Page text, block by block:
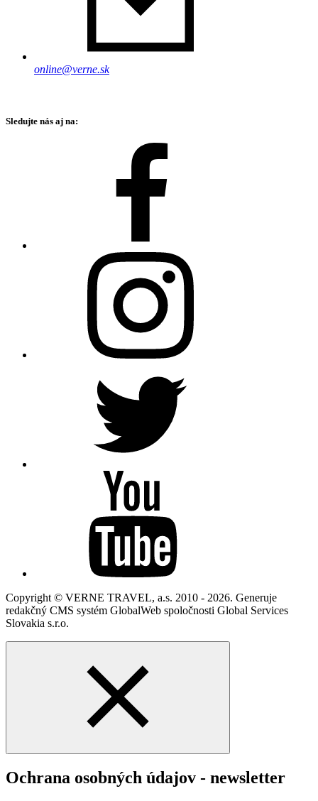
online@verne.sk
Sledujte nás aj na:
Copyright © VERNE TRAVEL, a.s. 2010 - 2026. Generuje
redakčný CMS systém GlobalWeb spoločnosti Global Services
Slovakia s.r.o.
Ochrana osobných údajov - newsletter